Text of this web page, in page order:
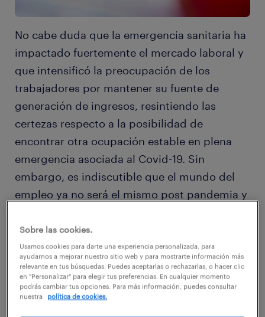
No cabe duda que la emergencia sanitaria ha
impactado fuertemente el mercado laboral y
que intensificó la preocupación de los
trabajadores por mantener su fuente de
generación de ingresos, resintiendo las
certezas respecto a la posibilidad de
encontrar otra ocupación estable en plena
emergencia asociada al Covid-19. Sin
embargo, es indiscutible que el mundo del
empleo ya no será el mismo post pandemia y
para quedarse. Ante este escenario, si buscas
trabajo, te decimos por dónde comenzar.
Revisa también el artículo con los6 tips
para para triunfar en una entrevista por
videollamada.
Sobre las cookies.
Usamos cookies para darte una experiencia personalizada, para
ayudarnos a mejorar nuestro sitio web y para mostrarte información más
relevante en tus búsquedas. Puedes aceptarlas o rechazarlas, o hacer clic
en "Personalizar" para elegir tus preferencias. En cualquier momento
podrás cambiar tus opciones. Para más información, puedes consultar
nuestra
política de cookies.